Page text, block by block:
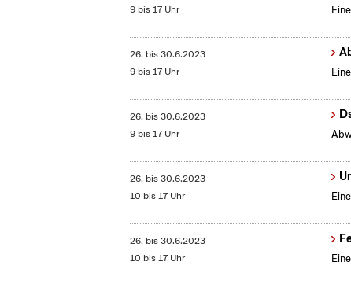
9 bis 17 Uhr
26. bis30.6.2023
9 bis 17 Uhr
26. bis30.6.2023
9 bis 17 Uhr
26. bis30.6.2023
10 bis 17 Uhr
26. bis30.6.2023
10 bis 17 Uhr